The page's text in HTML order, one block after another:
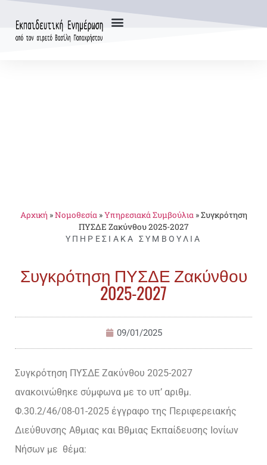
Αρχική »Νομοθεσία»Υπηρεσιακά Συμβούλια»Συγκρότηση
ΠΥΣΔΕ Ζακύνθου 2025-2027
ΥΠΗΡΕΣΙΑΚΆ ΣΥΜΒΟΎΛΙΑ
Συγκρότηση ΠΥΣΔΕ Ζακύνθου
2025-2027
09/01/2025
Συγκρότηση ΠΥΣΔΕ Ζακύνθου 2025-2027
ανακοινώθηκε σύμφωνα με το υπ’ αριθμ.
Φ.30.2/46/08-01-2025 έγγραφο της Περιφερειακής
Διεύθυνσης Αθμιας και Βθμιας Εκπαίδευσης Ιονίων
Νήσων με θέμα: